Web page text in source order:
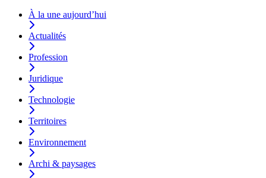
À la une aujourd’hui
Actualités
Profession
Juridique
Technologie
Territoires
Environnement
Archi & paysages